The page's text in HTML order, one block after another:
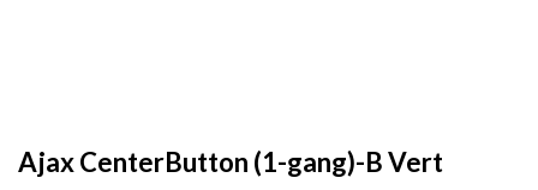
Ajax CenterButton (1-gang)-B Vert